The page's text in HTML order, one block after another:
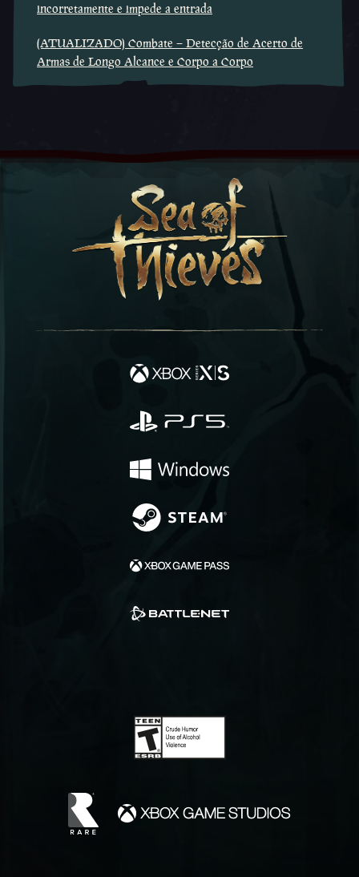
incorretamente e impede a entrada
(ATUALIZADO) Combate – Detecção de Acerto de
Armas de Longo Alcance e Corpo a Corpo